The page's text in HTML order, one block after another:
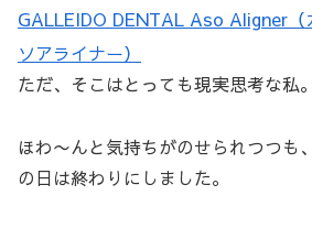
GALLEIDO DENTAL Aso Aligner（
ソアライナー）
ただ、そこはとっても現実思考な私。
ほわ〜んと気持ちがのせられつつも
の日は終わりにしました。